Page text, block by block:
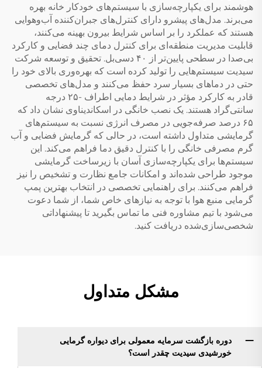
هوشمند برای یکپارچه‌سازی با سیستم‌های خودکار خانه بهره
می‌برند. مدل‌های پیشرو دارای کنترل‌های جبران‌کننده آب‌وهوایی
هستند که عملکرد را بر اساس شرایط بیرون بهینه می‌کنند،
قابلیت مدیریت منطقه‌ای برای کنترل دمای چند فضایی و کارکرد
بی‌صدا در سطحی پایین‌تر از ۴۰ دسی‌بل. تحقیق و توسعه شرکت
سیدیت سیستم‌هایی را تولید کرده است که بهره‌وری بالای خود را
حتی در دماهای بسیار سرد حفظ می‌کنند و مدل‌های تخصصی
قادر به کارکرد مؤثر در شرایط دمایی اطراف -۲۵ درجه
سانتی‌گراد هستند. یک نصب خانگی در اسکاندیناوی نشان داد که
۶۵ درصد صرفه‌جویی در مصرف انرژی نسبت به سیستم‌های
گرمایشی متداول داشته است، در حالی که گرمایش فضایی و آب
گرم مصرفی خانگی را با کنترل دقیق دما فراهم می‌کند. این
سیستم‌ها برای یکپارچه‌سازی آسان با زیرساخت گرمایشی
موجود طراحی شده‌اند و امکانات جامع نظارت و تشخیص را نیز
فراهم می‌کنند. برای راهنمایی تخصصی در انتخاب بهترین پمپ
گرمایی منبع هوا با توجه به نیازهای خاص شما، از شما دعوت
می‌شود با تیم مشاوره فنی ما تماس بگیرید تا پیشنهاداتی
شخصی‌سازی‌شده دریافت کنید.
مشکل متداول
دوره بازگشت سرمایه معمولی برای دیواره گرمایی
خورشیدی سیدیت چقدر است؟